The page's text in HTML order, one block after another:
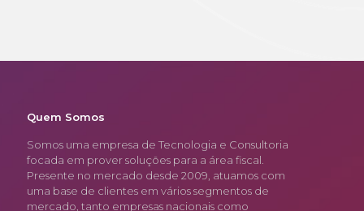
Quem Somos
Somos uma empresa de Tecnologia e Consultoria
focada em prover soluções para a área fiscal.
Presente no mercado desde 2009, atuamos com
uma base de clientes em vários segmentos de
mercado, tanto empresas nacionais como